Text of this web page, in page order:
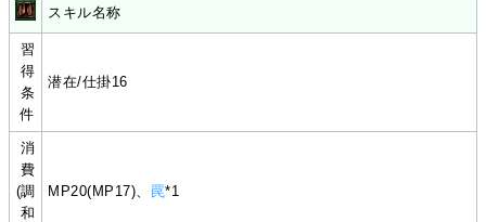
スキル名称
習
得
条
件
潜在/仕掛16
消
費
(調
和
MP20(MP17)、 罠*1